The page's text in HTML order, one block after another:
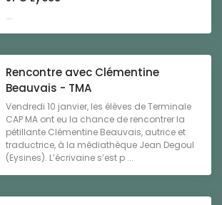
...
Rencontre avec Clémentine
Beauvais - TMA
Vendredi 10 janvier, les élèves de Terminale
CAP MA ont eu la chance de rencontrer la
pétillante Clémentine Beauvais, autrice et
traductrice, à la médiathèque Jean Degoul
(Eysines). L’écrivaine s’est p ...